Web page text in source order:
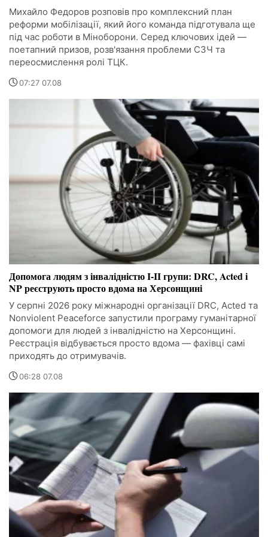
Михайло Федоров розповів про комплексний план
реформи мобілізації, який його команда підготувала ще
під час роботи в Міноборони. Серед ключових ідей —
поетапний призов, розв'язання проблеми СЗЧ та
переосмислення ролі ТЦК.
07:27 07.08
Допомога людям з інвалідністю I-II групи: DRC, Acted і
NP реєструють просто вдома на Херсонщині
У серпні 2026 року міжнародні організації DRC, Acted та
Nonviolent Peaceforce запустили програму гуманітарної
допомоги для людей з інвалідністю на Херсонщині.
Реєстрація відбувається просто вдома — фахівці самі
приходять до отримувачів.
06:28 07.08